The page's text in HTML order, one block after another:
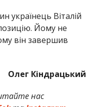
українець Віталій
Йому не
він завершив
Олег Кіндрацький
нас